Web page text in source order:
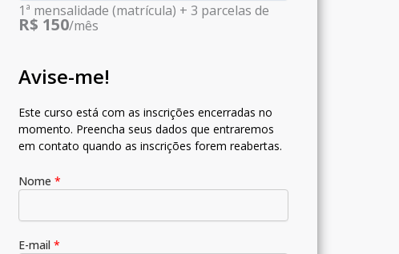
1ª mensalidade (matrícula) + 3 parcelas de
R$ 150/mês
Avise-me!
Este curso está com as inscrições encerradas no
momento. Preencha seus dados que entraremos
em contato quando as inscrições forem reabertas.
Nome *
E-mail *